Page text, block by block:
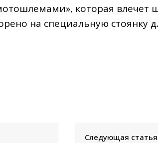
которая влечет
на специальную стоянку
Следующая статья